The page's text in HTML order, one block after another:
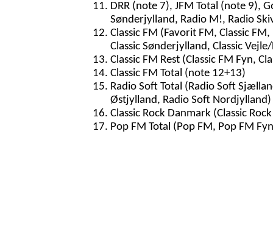
DRR (note 7), JFM Total (note 9),
Sønderjylland, Radio M!, Radio
Classic FM (Favorit FM, Classic
Classic Sønderjylland, Classic
Classic FM Rest (Classic FM Fyn,
Classic FM Total (note 12+13)
Radio Soft Total (Radio Soft
Østjylland, Radio Soft Nordjylland)
Classic Rock Danmark (Classic
Pop FM Total (Pop FM, Pop FM